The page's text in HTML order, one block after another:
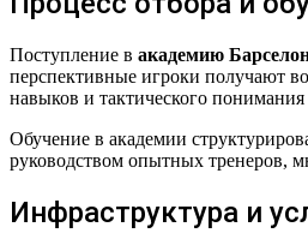
Поступление в академию
перспективные игроки получают
навыков и тактического
Обучение в академии
руководством опытных тренеров,
Инфраструктура и